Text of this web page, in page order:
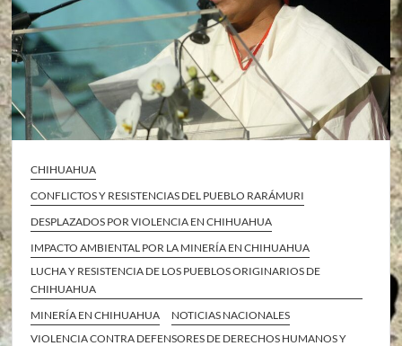
CHIHUAHUA
CONFLICTOS Y RESISTENCIAS DEL PUEBLO RARÁMURI
DESPLAZADOS POR VIOLENCIA EN CHIHUAHUA
IMPACTO AMBIENTAL POR LA MINERÍA EN CHIHUAHUA
LUCHA Y RESISTENCIA DE LOS PUEBLOS ORIGINARIOS DE
CHIHUAHUA
MINERÍA EN CHIHUAHUA
NOTICIAS NACIONALES
VIOLENCIA CONTRA DEFENSORES DE DERECHOS HUMANOS Y